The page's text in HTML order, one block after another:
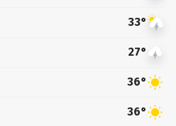
33°
27°
36°
36°